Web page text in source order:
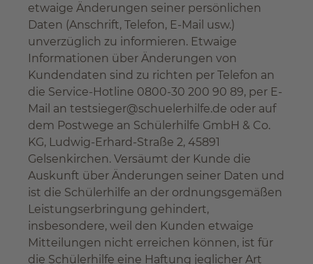
etwaige Änderungen seiner persönlichen
Daten (Anschrift, Telefon, E-Mail usw.)
unverzüglich zu informieren. Etwaige
Informationen über Änderungen von
Kundendaten sind zu richten per Telefon an
die Service-Hotline 0800-30 200 90 89, per E-
Mail an testsieger@schuelerhilfe.de oder auf
dem Postwege an Schülerhilfe GmbH & Co.
KG, Ludwig-Erhard-Straße 2, 45891
Gelsenkirchen. Versäumt der Kunde die
Auskunft über Änderungen seiner Daten und
ist die Schülerhilfe an der ordnungsgemäßen
Leistungserbringung gehindert,
insbesondere, weil den Kunden etwaige
Mitteilungen nicht erreichen können, ist für
die Schülerhilfe eine Haftung jeglicher Art